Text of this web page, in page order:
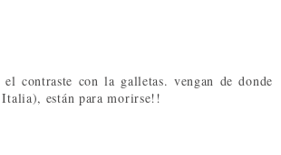
contraste con la galletas. vengan de donde
están para morirse!!